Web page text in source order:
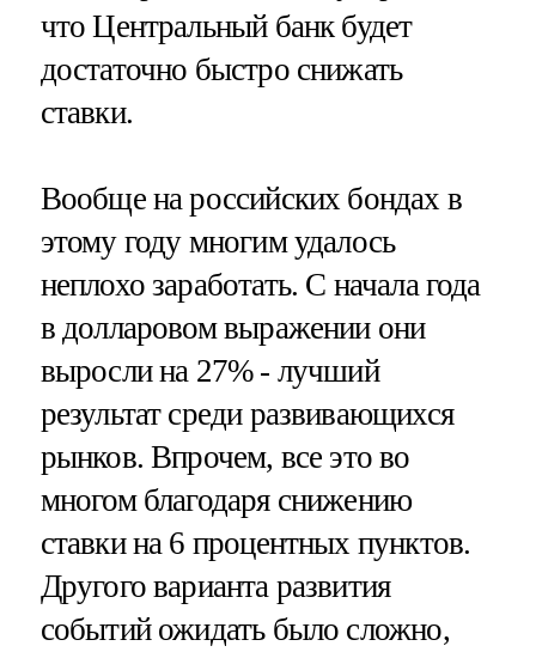
что Центральный банк будет
достаточно быстро снижать
ставки.
Вообще на российских бондах в
этому году многим удалось
неплохо заработать. С начала года
в долларовом выражении они
выросли на 27% - лучший
результат среди развивающихся
рынков. Впрочем, все это во
многом благодаря снижению
ставки на 6 процентных пунктов.
Другого варианта развития
событий ожидать было сложно,